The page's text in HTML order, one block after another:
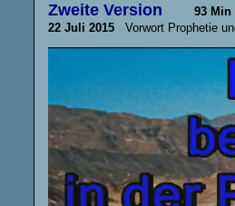
Zweite Version
93 Min
22 Juli 2015 Vorwort Prophetie